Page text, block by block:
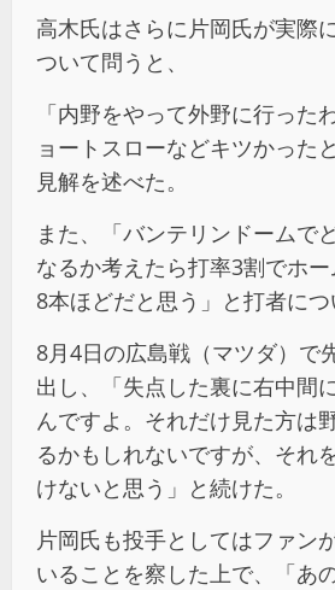
高木氏はさらに片岡氏が実際
ついて問うと、
「内野をやって外野に行った
ョートスローなどキツかった
見解を述べた。
また、「バンテリンドームで
なるか考えたら打率3割でホ
8本ほどだと思う」と打者につ
8月4日の広島戦（マツダ）で
出し、「失点した裏に右中間
んですよ。それだけ見た方は
るかもしれないですが、それ
けないと思う」と続けた。
片岡氏も投手としてはファン
いることを察した上で、「あ